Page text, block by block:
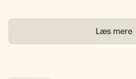
gennemgang af begrebet, så du
hvordan det påvirker dine
Læs mere